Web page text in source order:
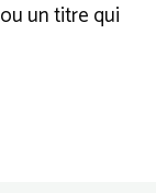
un titre qui